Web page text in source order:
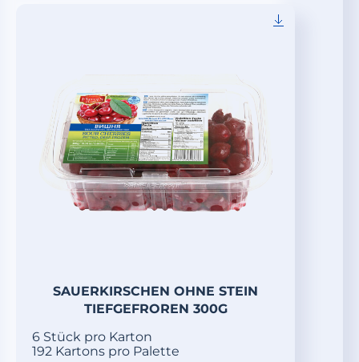
SAUERKIRSCHEN OHNE STEIN
TIEFGEFROREN 300G
6 Stück pro Karton
192 Kartons pro Palette